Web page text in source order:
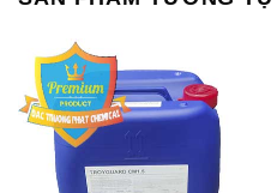
Chất Bảo Quản CMIT Thái
Lan Thailand